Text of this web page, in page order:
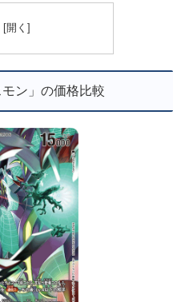
モン」の価格比較